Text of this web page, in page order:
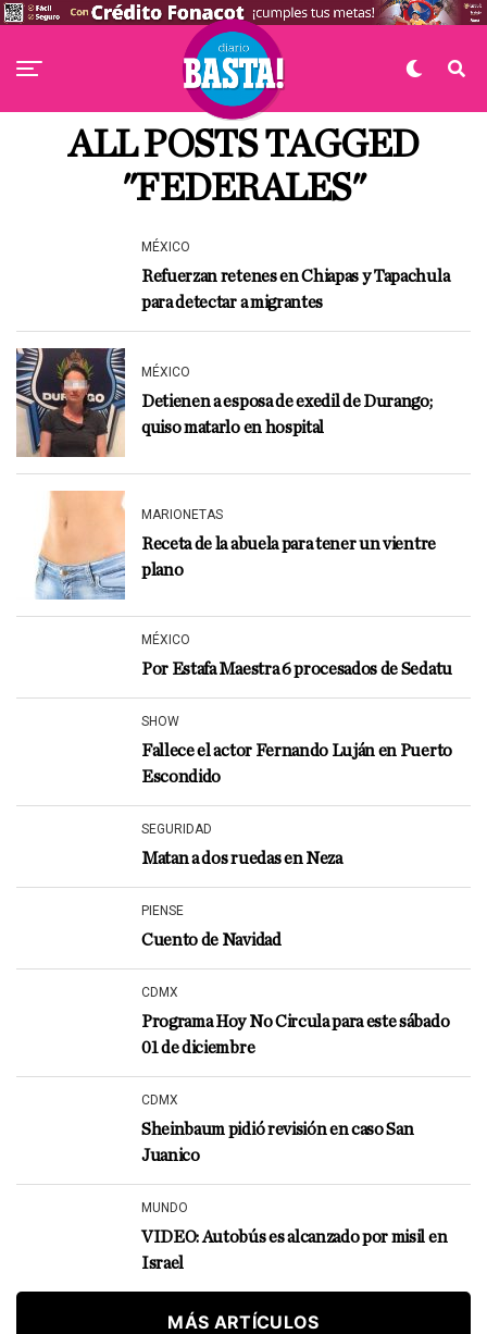
ALL POSTS TAGGED
"FEDERALES"
MÉXICO
Refuerzan retenes en Chiapas y Tapachula
para detectar a migrantes
MÉXICO
Detienen a esposa de exedil de Durango;
quiso matarlo en hospital
MARIONETAS
Receta de la abuela para tener un vientre
plano
MÉXICO
Por Estafa Maestra 6 procesados de Sedatu
SHOW
Fallece el actor Fernando Luján en Puerto
Escondido
SEGURIDAD
Matan a dos ruedas en Neza
PIENSE
Cuento de Navidad
CDMX
Programa Hoy No Circula para este sábado
01 de diciembre
CDMX
Sheinbaum pidió revisión en caso San
Juanico
MUNDO
VIDEO: Autobús es alcanzado por misil en
Israel
MÁS ARTÍCULOS